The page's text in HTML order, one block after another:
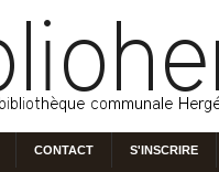
CONTACT S'INSCRIRE